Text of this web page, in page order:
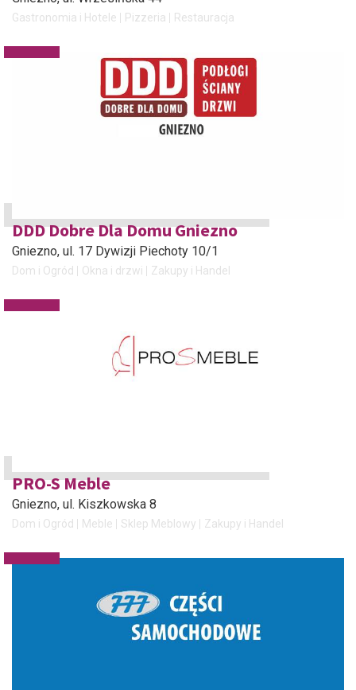
Gastronomia i Hotele Pizzeria Restauracja
DDD Dobre Dla Domu Gniezno
Gniezno, ul. 17 Dywizji Piechoty 10/1
Dom i Ogród Okna i drzwi Zakupy i Handel
PRO-S Meble
Gniezno, ul. Kiszkowska 8
Dom i Ogród Meble Sklep Meblowy Zakupy i Handel